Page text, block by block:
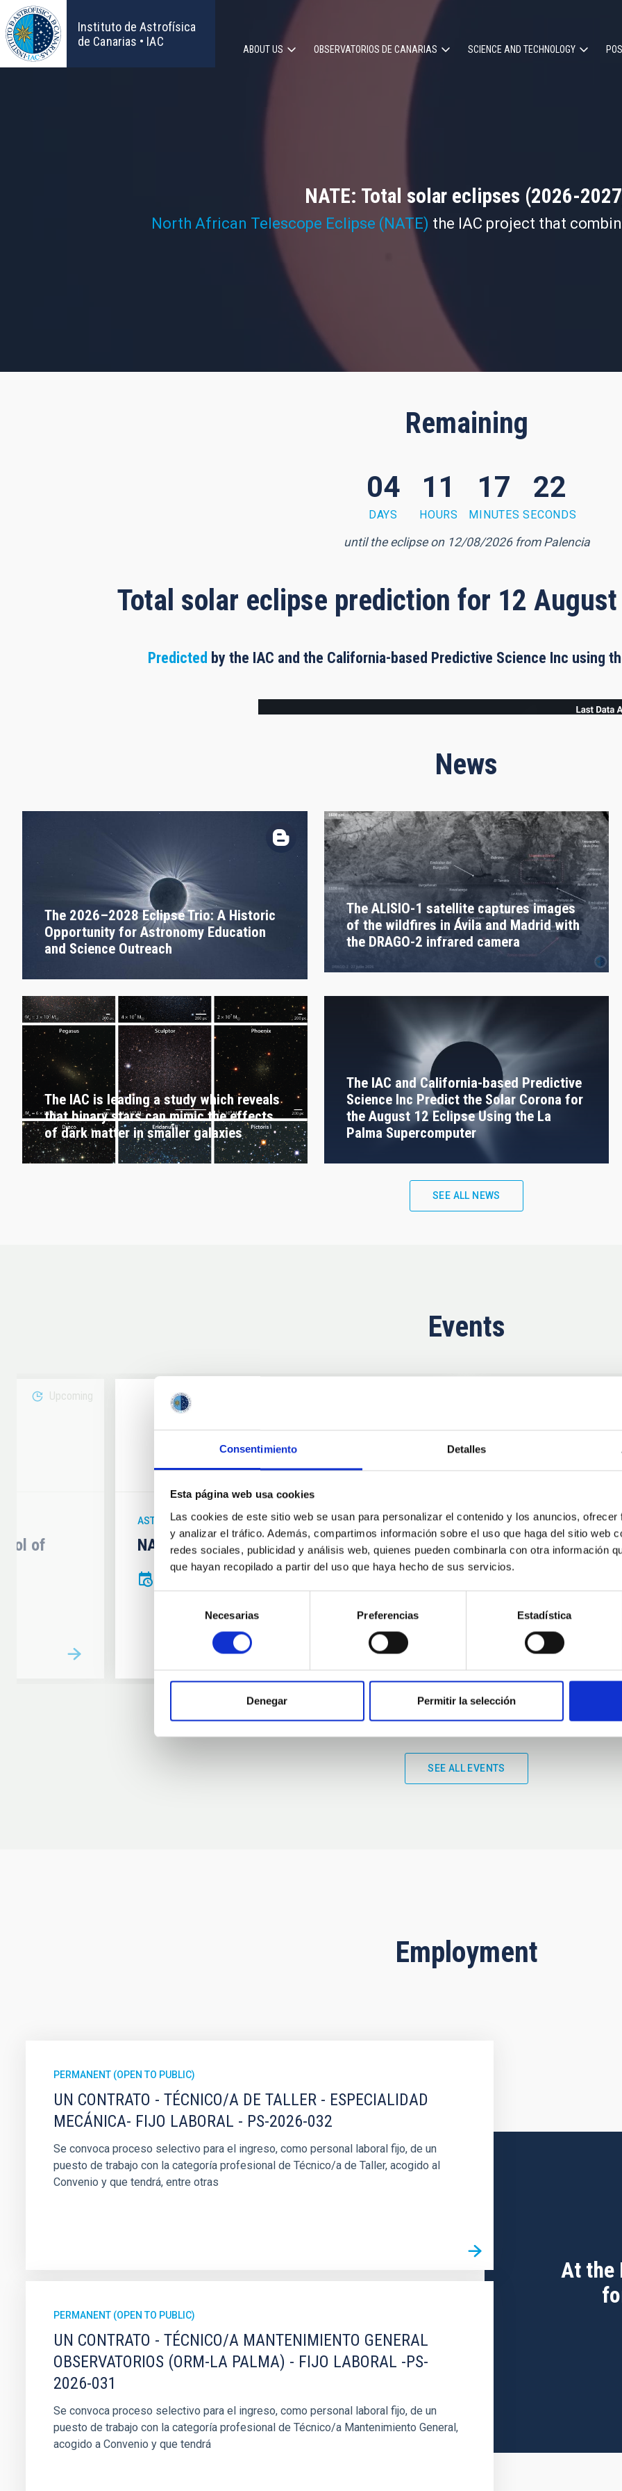
Consentimiento Detalles
Esta página web usa cookies
Las cookies de este sitio web se usan para personalizar el contenido y los anuncios,
y analizar el tráfico. Además, compartimos información sobre el uso que haga del sitio web
redes sociales, publicidad y análisis web, quienes pueden combinarla con otra información
que hayan recopilado a partir del uso que haya hecho de sus servicios.
consentimiento
Necesarias Preferencias Estadística
Denegar Permitir la selección
Skip
to
main
content
Instituto de Astrofísica
de Canarias • IAC
Main
navigation
ABOUT US OBSERVATORIOS DE CANARIAS SCIENCE AND TECHNOLOGY
NATE: Total solar eclipses (2026-
North African Telescope Eclipse (NATE) the IAC project that
Remaining
04
DAYS
11
HOURS
17
MINUTES
21
SECONDS
until the eclipse on 12/08/2026 from Palencia
Total solar eclipse prediction for 12
Predicted by the IAC and the California-based Predictive Science Inc using
News
The 2026–2028 Eclipse Trio: A Historic
Opportunity for Astronomy Education
and Science Outreach
The ALISIO-1 satellite captures images
of the wildfires in Ávila and Madrid with
the DRAGO-2 infrared camera
The IAC is leading a study which reveals
that binary stars can mimic the effects
of dark matter in smaller galaxies
The IAC and California-based Predictive
Science Inc Predict the Solar Corona for
the August 12 Eclipse Using the La
Palma Supercomputer
SEE ALL NEWS
Events
Upcoming
of
08
AUG 26
11
AUG 26
ASTRONOMICAL EVENT
NATE en Palencia - Eclipse Agosto 2026
10
CONFERENCE
Substellar
SEE ALL EVENTS
Employment
PERMANENT (OPEN TO PUBLIC)
UN CONTRATO - TÉCNICO/A DE TALLER - ESPECIALIDAD
MECÁNICA- FIJO LABORAL - PS-2026-032
Se convoca proceso selectivo para el ingreso, como personal laboral fijo, de un
puesto de trabajo con la categoría profesional de Técnico/a de Taller, acogido al
Convenio y que tendrá, entre otras
PERMANENT (OPEN TO PUBLIC)
UN CONTRATO - TÉCNICO/A MANTENIMIENTO GENERAL
OBSERVATORIOS (ORM-LA PALMA) - FIJO LABORAL -PS-
2026-031
Se convoca proceso selectivo para el ingreso, como personal laboral fijo, de un
puesto de trabajo con la categoría profesional de Técnico/a Mantenimiento General,
acogido a Convenio y que tendrá
At the